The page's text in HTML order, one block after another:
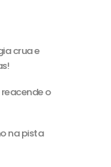
crua e
o
na pista